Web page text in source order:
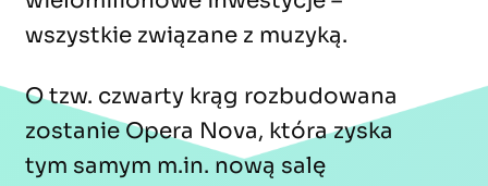
wszystkie związane z muzyką.
O tzw. czwarty krąg rozbudowana
zostanie Opera Nova, która zyska
tym samym m.in. nową salę